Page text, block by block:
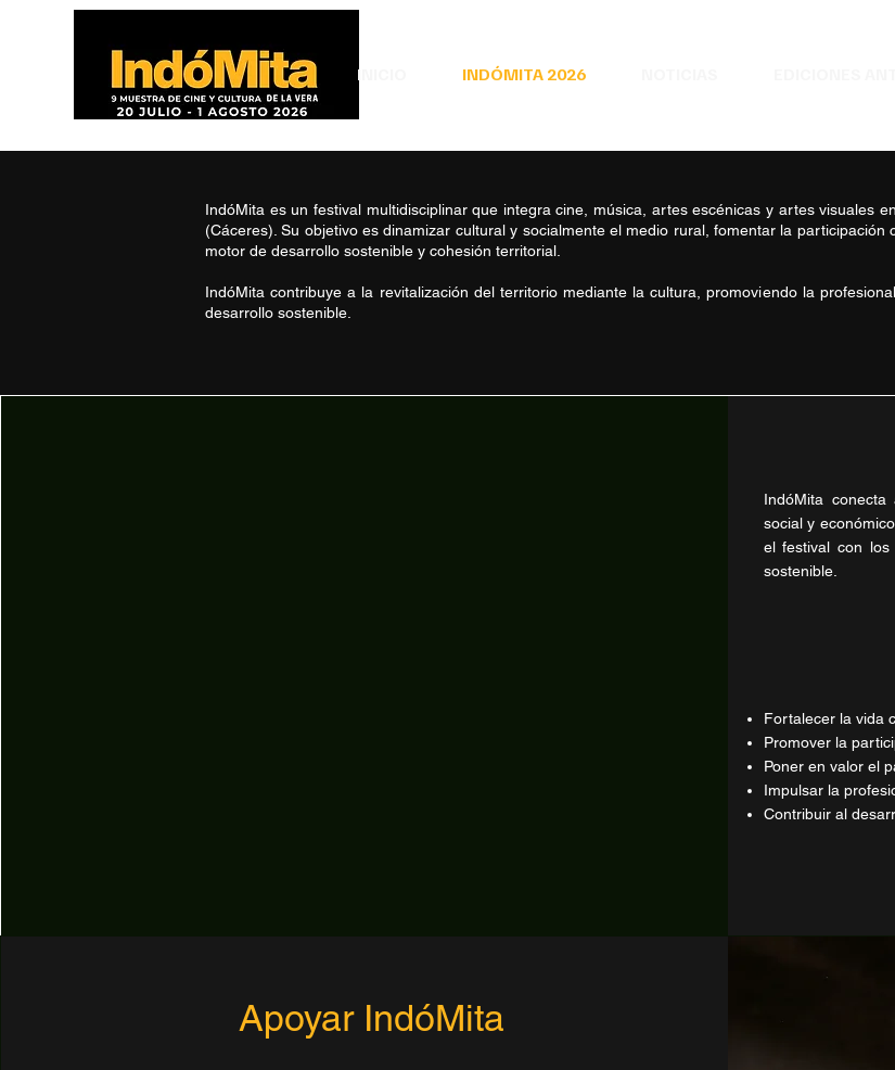
INICIO INDÓMITA 2026
IndóMita es un festival multidisciplinar que integra cine, música, artes escénicas y artes visuales
(Cáceres). Su objetivo es dinamizar cultural y socialmente el medio rural, fomentar la
motor de desarrollo sostenible y cohesión territorial.
IndóMita contribuye a la revitalización del territorio mediante la cultura, promoviendo la
desarrollo sostenible.
IndóMita
social y
el festival con los
sostenible.
Fortalecer la vida
Promover la
Poner en valor el
Impulsar la
Contribuir al
Apoyar IndóMita